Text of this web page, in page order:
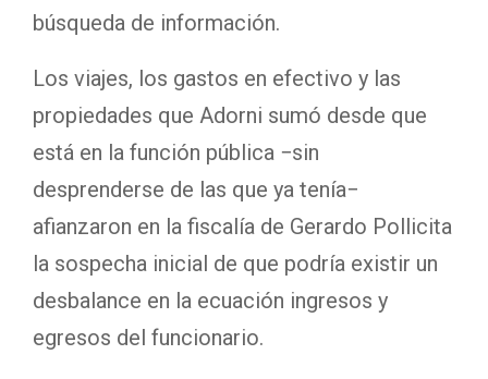
búsqueda de información.
Los viajes, los gastos en efectivo y las
propiedades que Adorni sumó desde que
está en la función pública −sin
desprenderse de las que ya tenía−
afianzaron en la fiscalía de Gerardo Pollicita
la sospecha inicial de que podría existir un
desbalance en la ecuación ingresos y
egresos del funcionario.